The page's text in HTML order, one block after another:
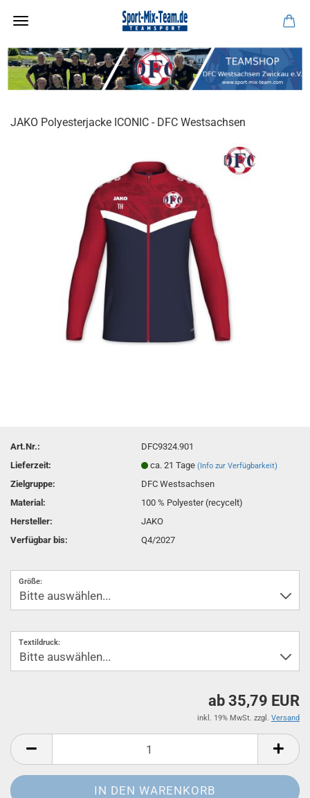
JAKO Polyesterjacke ICONIC - DFC Westsachsen
Art.Nr.:
DFC9324.901
Lieferzeit:
ca. 21 Tage(Info zur Verfügbarkeit)
Zielgruppe:
DFC Westsachsen
Material:
100 % Polyester (recycelt)
Hersteller:
JAKO
Verfügbar bis:
Q4/2027
Größe:
Textildruck:
ab 35,79 EUR
inkl. 19% MwSt. zzgl. Versand